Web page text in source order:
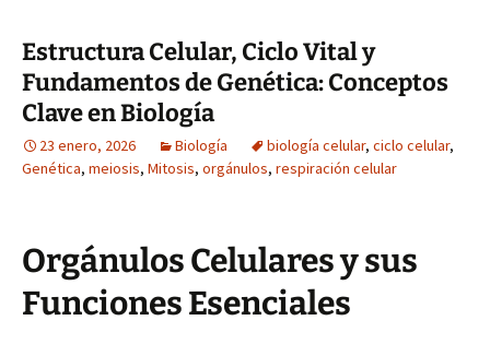
Estructura Celular, Ciclo Vital y
Fundamentos de Genética: Conceptos
Clave en Biología
23 enero, 2026 Biología biología celular, ciclo celular,
Genética, meiosis, Mitosis, orgánulos, respiración celular
Orgánulos Celulares y sus
Funciones Esenciales